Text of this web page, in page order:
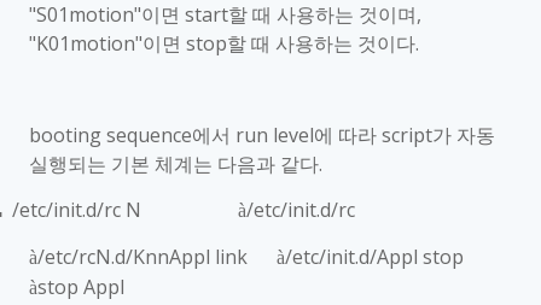
"S01motion"이면 start할 때 사용하는 것이며,
"K01motion"이면 stop할 때 사용하는 것이다.
booting sequence에서 run level에 따라script가 자동
실행되는 기본 체계는 다음과 같다.
/etc/init.d/rc Nà/etc/init.d/rc
à/etc/rcN.d/KnnAppl link à/etc/init.d/Appl stop
àstop Appl